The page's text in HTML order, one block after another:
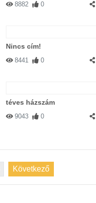
8882 0
Nincs cím!
8441 0
téves házszám
9043 0
Következő